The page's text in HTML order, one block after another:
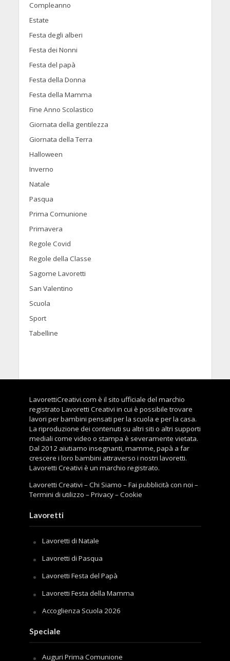
Compleanno
Estate
Festa degli alberi
Festa dei Nonni
Festa del papà
Festa della Donna
Festa della Mamma
Fine Anno Scolastico
Giornata della gentilezza
Giornata della Terra
Halloween
Inverno
Natale
Pasqua
Prima Comunione
Primavera
Regole Covid
Regole della Classe
Sagome Lavoretti
San Valentino
Scuola
Sport
Tabelline
LavorettiCreativi.com è il sito ufficiale del marchio
registrato Lavoretti Creativi in cui è possibile trovare
lavori per bambini pensati per la scuola e per la casa.
La riproduzione dei contenuti su altri siti o altri supporti
mediali come video o stampa è severamente vietata.
Dal 2012 aiutiamo insegnanti, mamme, papà a far
crescere i loro bambini attraverso i nostri lavoretti.
Lavoretti Creativi è un marchio registrato.
Lavoretti Creativi –Chi Siamo –Fai pubblicità con noi –
Termini di utilizzo –Privacy–Cookie
Lavoretti
Lavoretti di Natale
Lavoretti di Pasqua
Lavoretti Festa del Papà
Lavoretti Festa della Mamma
Accoglienza Scuola 2026
Speciale
Auguri Prima Comunione